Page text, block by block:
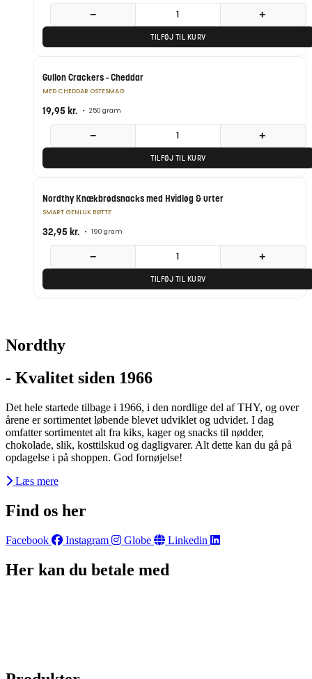
− +
TILFØJ TIL KURV
Gullon Crackers - Cheddar
MED CHEDDAR OSTESMAG
19,95 kr. • 250 gram
− +
TILFØJ TIL KURV
Nordthy Knækbrødsnacks med Hvidløg & urter
SMART GENLUK BØTTE
32,95 kr. • 190 gram
− +
TILFØJ TIL KURV
Nordthy
- Kvalitet siden 1966
Det hele startede tilbage i 1966, i den nordlige del af THY, og over
årene er sortimentet løbende blevet udviklet og udvidet. I dag
omfatter sortimentet alt fra kiks, kager og snacks til nødder,
chokolade, slik, kosttilskud og dagligvarer. Alt dette kan du gå på
opdagelse i på shoppen. God fornøjelse!
Læs mere
Find os her
Facebook Instagram Globe Linkedin
Her kan du betale med